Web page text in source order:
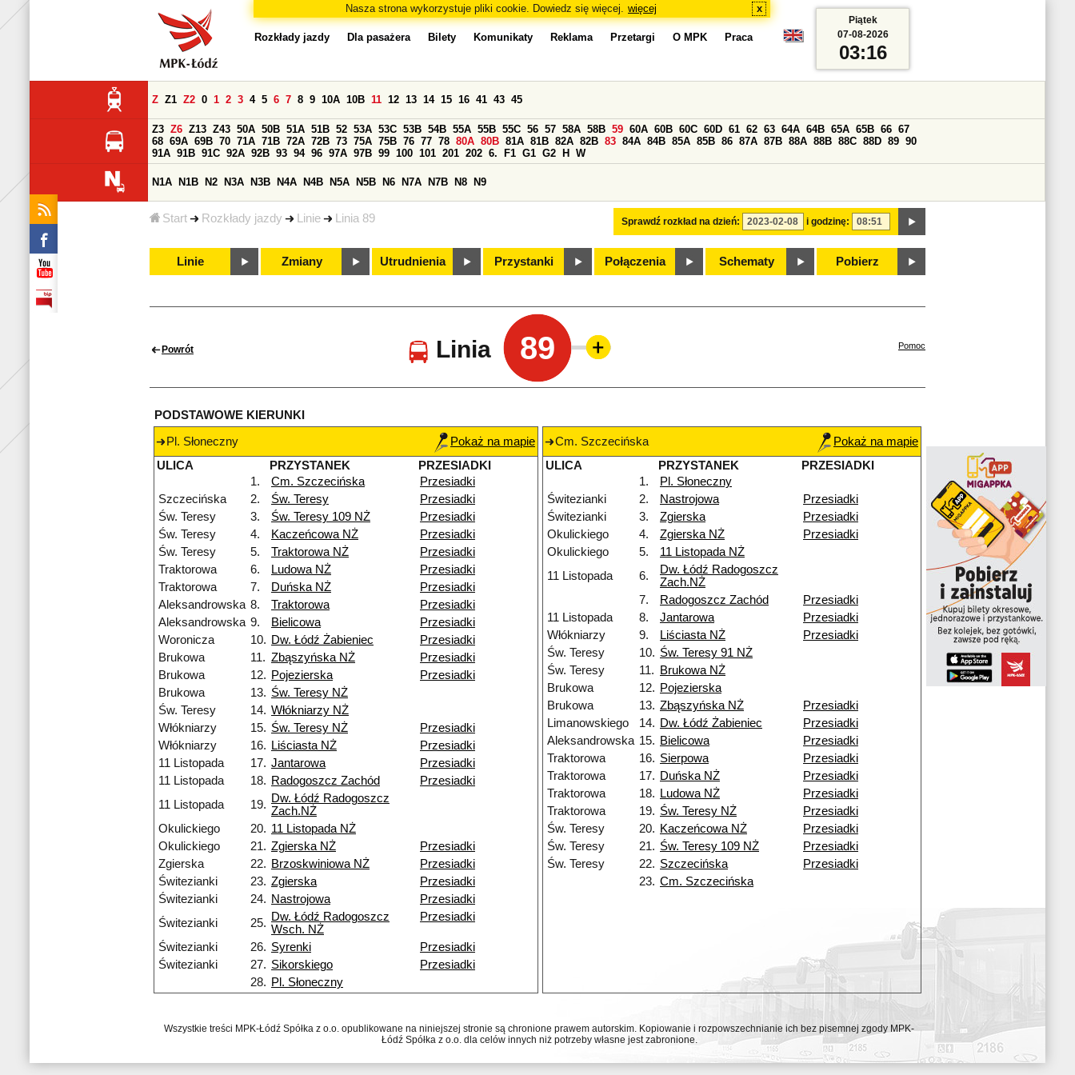
Nasza strona wykorzystuje pliki cookie. Dowiedz się więcej. więcej x
Start Rozkłady jazdy Linie Linia 89
Rozkłady jazdy Dla pasażera Bilety Komunikaty Reklama Przetargi O MPK Praca
Sprawdź rozkład na dzień: i godzinę:
Z Z1 Z2 0 1 2 3 4 5 6 7 8 9 10A 10B 11 12 13 14 15 16 41 43 45
Z3 Z6 Z13 Z43 50A 50B 51A 51B 52 53A 53C 53B 54B 55A 55B 55C 56 57 58A 58B 59 60A 60B 60C 60D 61 62 63 64A 64B 65A 65B 66 67
68 69A 69B 70 71A 71B 72A 72B 73 75A 75B 76 77 78 80A 80B 81A 81B 82A 82B 83 84A 84B 85A 85B 86 87A 87B 88A 88B 88C 88D 89 90
91A 91B 91C 92A 92B 93 94 96 97A 97B 99 100 101 201 202 6. F1 G1 G2 H W
N1A N1B N2 N3A N3B N4A N4B N5A N5B N6 N7A N7B N8 N9
Linie Zmiany Utrudnienia Przystanki Połączenia Schematy Pobierz
Piątek
07-08-2026
03:16
Powrót Linia 89 Pomoc
PODSTAWOWE KIERUNKI
Pl. Słoneczny
Pokaż na mapie
ULICA
PRZYSTANEK
PRZESIADKI
1.
Cm. Szczecińska
Przesiadki
Szczecińska
2. Św. Teresy
Przesiadki
Św. Teresy
3. Św. Teresy 109 NŻ
Przesiadki
Św. Teresy
4. Kaczeńcowa NŻ
Przesiadki
Św. Teresy
5. Traktorowa NŻ
Przesiadki
Traktorowa
6. Ludowa NŻ
Przesiadki
Traktorowa
7. Duńska NŻ
Przesiadki
Aleksandrowska 8. Traktorowa
Przesiadki
Aleksandrowska 9. Bielicowa
Przesiadki
Woronicza
10. Dw. Łódź Żabieniec
Przesiadki
Brukowa
11. Zbąszyńska NŻ
Przesiadki
Brukowa
12. Pojezierska
Przesiadki
Brukowa
13. Św. Teresy NŻ
Św. Teresy
14. Włókniarzy NŻ
Włókniarzy
15. Św. Teresy NŻ
Przesiadki
Włókniarzy
16. Liściasta NŻ
Przesiadki
11 Listopada
17. Jantarowa
Przesiadki
11 Listopada
18. Radogoszcz Zachód
Przesiadki
11 Listopada
19. Dw. Łódź Radogoszcz
Zach.NŻ
Okulickiego
20. 11 Listopada NŻ
Okulickiego
21. Zgierska NŻ
Przesiadki
Zgierska
22. Brzoskwiniowa NŻ
Przesiadki
Świtezianki
23. Zgierska
Przesiadki
Świtezianki
24. Nastrojowa
Przesiadki
Świtezianki
25. Dw. Łódź Radogoszcz
Wsch. NŻ
Przesiadki
Świtezianki 26. Syrenki
Przesiadki
Świtezianki
27. Sikorskiego
Przesiadki
28. Pl. Słoneczny
Cm. Szczecińska
Pokaż na mapie
ULICA
PRZYSTANEK
PRZESIADKI
1.
Pl. Słoneczny
Świtezianki
2. Nastrojowa
Przesiadki
Świtezianki
3. Zgierska
Przesiadki
Okulickiego
4. Zgierska NŻ
Przesiadki
Okulickiego
5.
11 Listopada NŻ
11 Listopada
6.
Dw. Łódź Radogoszcz
Zach.NŻ
7.
Radogoszcz Zachód
Przesiadki
11 Listopada
8. Jantarowa
Przesiadki
Włókniarzy
9. Liściasta NŻ
Przesiadki
Św. Teresy
10. Św. Teresy 91 NŻ
Św. Teresy
11.
Brukowa NŻ
Brukowa
12. Pojezierska
Brukowa
13. Zbąszyńska NŻ
Przesiadki
Limanowskiego
14. Dw. Łódź Żabieniec
Przesiadki
Aleksandrowska 15. Bielicowa
Przesiadki
Traktorowa
16. Sierpowa
Przesiadki
Traktorowa
17. Duńska NŻ
Przesiadki
Traktorowa
18. Ludowa NŻ
Przesiadki
Traktorowa
19. Św. Teresy NŻ
Przesiadki
Św. Teresy
20. Kaczeńcowa NŻ
Przesiadki
Św. Teresy
21. Św. Teresy 109 NŻ
Przesiadki
Św. Teresy
22. Szczecińska
Przesiadki
23. Cm. Szczecińska
Wszystkie treści MPK-Łódź Spółka z o.o. opublikowane na niniejszej stronie są chronione prawem autorskim. Kopiowanie i rozpowszechnianie ich bez pisemnej zgody MPK-
Łódź Spółka z o.o. dla celów innych niż potrzeby własne jest zabronione.